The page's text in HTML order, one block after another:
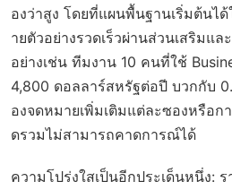
องว่าสูง โดยที่แผนพื้นฐานเริ่มต้นไ
ายตัวอย่างรวดเร็วผ่านส่วนเสริมแ
อย่างเช่น ทีมงาน 10 คนที่ใช้
4,800 ดอลลาร์สหรัฐต่อปี บวกกับ
องจดหมายเพิ่มเติมแต่ละซองหรือก
ดรวมไม่สามารถคาดการณ์ได้
ความโปร่งใสเป็นอีกประเด็นหนึ่ง: